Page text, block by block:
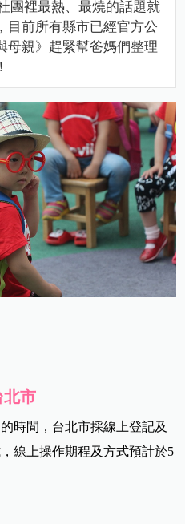
團裡最熱、最燒的話題就
目前所有縣市已經官方公
母親》趕緊幫爸媽們整理
北市
時間，台北市採線上登記及
線上操作期程及方式預計於5